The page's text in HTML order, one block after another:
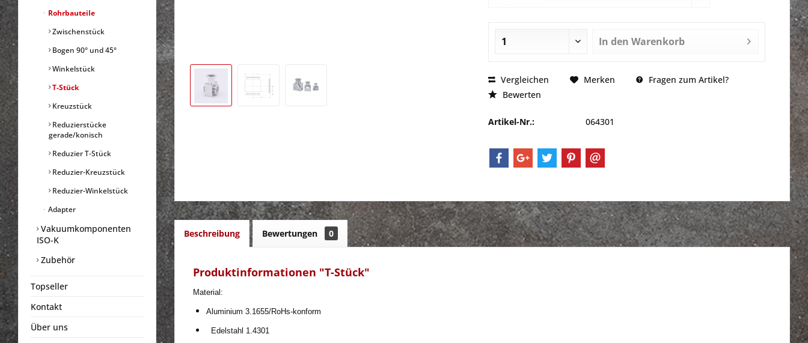
Rohrbauteile
Zwischenstück
Bogen 90° und 45°
Winkelstück
T-Stück
Kreuzstück
Reduzierstücke
gerade/konisch
Reduzier T-Stück
Reduzier-Kreuzstück
Reduzier-Winkelstück
Adapter
Vakuumkomponenten
ISO-K
Zubehör
Topseller
Kontakt
Über uns
In den Warenkorb
Vergleichen Merken
Fragen zum Artikel?
Bewerten
Artikel-Nr.: 064301
Beschreibung Bewertungen 0
Produktinformationen "T-Stück"
Material:
Aluminium 3.1655/RoHs-konform
Edelstahl 1.4301